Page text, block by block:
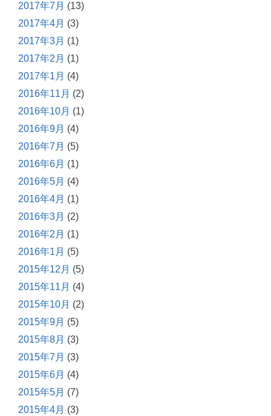
2017年7月 (13)
2017年4月 (3)
2017年3月 (1)
2017年2月 (1)
2017年1月 (4)
2016年11月 (2)
2016年10月 (1)
2016年9月 (4)
2016年7月 (5)
2016年6月 (1)
2016年5月 (4)
2016年4月 (1)
2016年3月 (2)
2016年2月 (1)
2016年1月 (5)
2015年12月 (5)
2015年11月 (4)
2015年10月 (2)
2015年9月 (5)
2015年8月 (3)
2015年7月 (3)
2015年6月 (4)
2015年5月 (7)
2015年4月 (3)